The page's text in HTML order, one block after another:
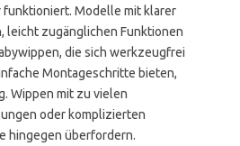
funktioniert. Modelle mit klarer
leicht zugänglichen Funktionen
die sich werkzeugfrei
Montageschritte bieten,
Wippen mit zu vielen
oder komplizierten
hingegen überfordern.